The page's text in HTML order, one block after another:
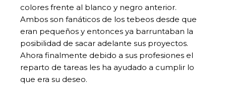
colores frente al blanco y negro anterior.
Ambos son fanáticos de los tebeos desde que
eran pequeños y entonces ya barruntaban la
posibilidad de sacar adelante sus proyectos.
Ahora finalmente debido a sus profesiones el
reparto de tareas les ha ayudado a cumplir lo
que era su deseo.